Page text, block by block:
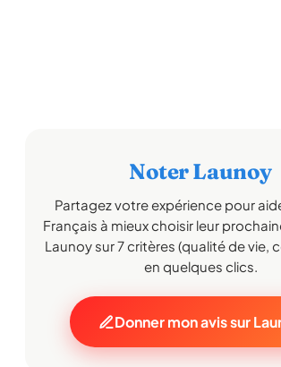
Noter Launoy
Partagez votre expérience pour
Français à mieux choisir leur
Launoy sur 7 critères (qualité de vie,
en quelques clics.
Donner mon avis sur